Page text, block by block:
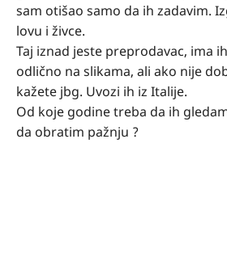
sam otišao samo da ih zadavim.
lovu i živce.
Taj iznad jeste preprodavac, ima
odlično na slikama, ali ako nije
kažete jbg. Uvozi ih iz Italije.
Od koje godine treba da ih
da obratim pažnju ?